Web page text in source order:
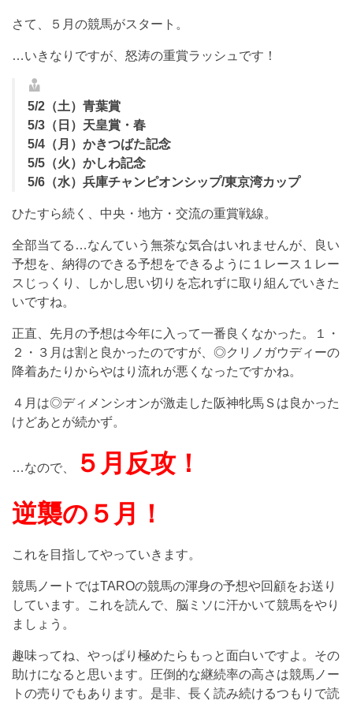
さて、５月の競馬がスタート。
…いきなりですが、怒涛の重賞ラッシュです！
5/2（土）青葉賞
5/3（日）天皇賞・春
5/4（月）かきつばた記念
5/5（火）かしわ記念
5/6（水）兵庫チャンピオンシップ/東京湾カップ
ひたすら続く、中央・地方・交流の重賞戦線。
全部当てる…なんていう無茶な気合はいれませんが、良い
予想を、納得のできる予想をできるように１レース１レー
スじっくり、しかし思い切りを忘れずに取り組んでいきた
いですね。
正直、先月の予想は今年に入って一番良くなかった。１・
２・３月は割と良かったのですが、◎クリノガウディーの
降着あたりからやはり流れが悪くなったですかね。
４月は◎ディメンシオンが激走した阪神牝馬Ｓは良かった
けどあとが続かず。
…なので、
５月反攻！
逆襲の５月！
これを目指してやっていきます。
競馬ノートではTAROの競馬の渾身の予想や回顧をお送り
しています。これを読んで、脳ミソに汗かいて競馬をやり
ましょう。
趣味ってね、やっぱり極めたらもっと面白いですよ。その
助けになると思います。圧倒的な継続率の高さは競馬ノー
トの売りでもあります。是非、長く読み続けるつもりで読